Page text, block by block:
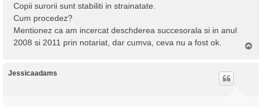
Copii surorii sunt stabiliti in strainatate.
Cum procedez?
Mentionez ca am incercat deschderea succesorala si in anul
2008 si 2011 prin notariat, dar cumva, ceva nu a fost ok.
Jessicaadams